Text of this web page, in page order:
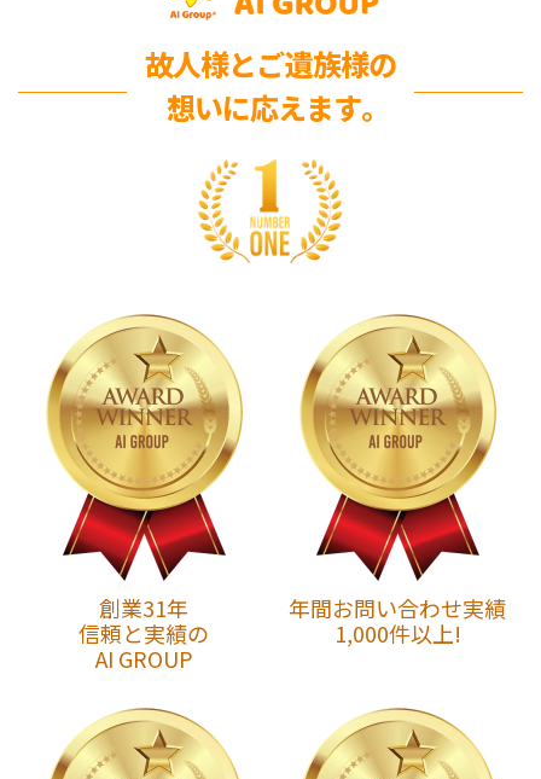
故人様とご遺族様の
想いに応えます｡
創業31年
信頼と実績の
AI GROUP
年間お問い合わせ実績
1,000件以上!